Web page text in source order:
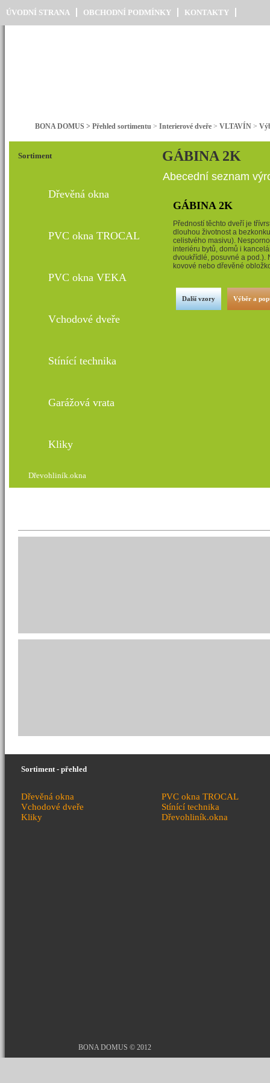
ÚVODNÍ STRANA OBCHODNÍ PODMÍNKY KONTAKTY
BONA DOMUS > Přehled sortimentu > Interierové dveře > VLTAVÍN >
Sortiment GÁBINA 2K
Dřevěná okna
PVC okna TROCAL
PVC okna VEKA
Vchodové dveře
Stínící technika
Garážová vrata
Kliky
Dřevohliník.okna
Abecední seznam
GÁBINA 2K
Předností těchto dveří je
dlouhou životnost a
celistvého masivu).
interiéru bytů, domů i
dvoukřídlé, posuvné a pod.).
kovové nebo dřevěné
Další vzory Výběr a
Sortiment - přehled
Dřevěná okna
PVC okna TROCAL
Vchodové dveře
Stínící technika
Kliky
Dřevohliník.okna
BONA DOMUS © 2012